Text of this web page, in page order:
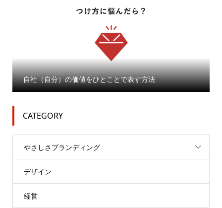
自社（自分）の価値をひとことで表す方法
CATEGORY
やさしさブランディング
デザイン
経営